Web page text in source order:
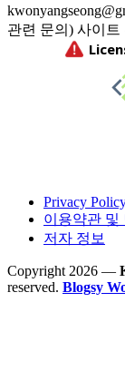
관련 문의) 사이트
Privacy
이용약관 및
저자 정보
Copyright 2026 —
reserved. Blogsy